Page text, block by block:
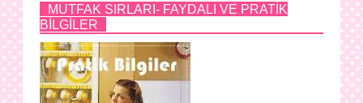
MUTFAK SIRLARI- FAYDALI VE PRATİK
BİLGİLER